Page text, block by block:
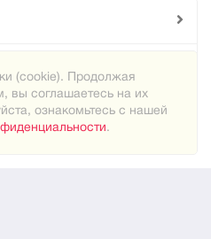
(cookie). Продолжая
вы соглашаетесь на их
ознакомьтесь с нашей
.